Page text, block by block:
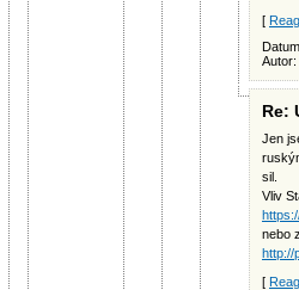
[
Autor:
Re:
Jen
sil.
Vliv
nebo
http://
[